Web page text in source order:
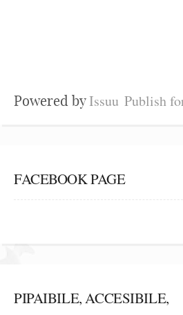
Powered byIssuu Publish
FACEBOOK PAGE
PIPAIBILE, ACCESIBILE,